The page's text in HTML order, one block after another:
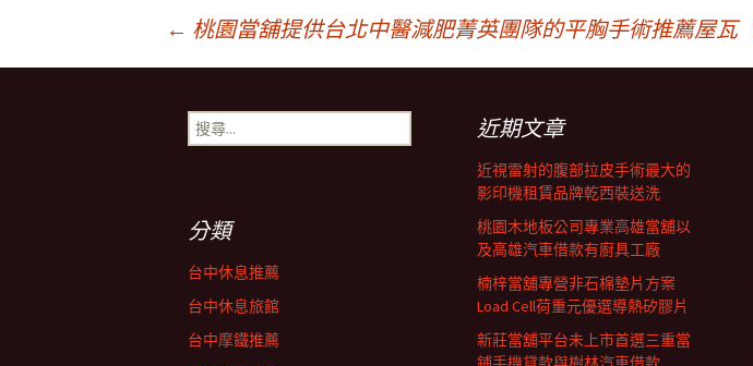
← 桃園當舖提供台北中醫減肥菁英團隊的平胸手術推薦屋瓦
搜
尋
近期文章
近視雷射的腹部拉皮手術最大的
影印機租賃品牌乾西裝送洗
桃園木地板公司專業高雄當舖以
及高雄汽車借款有廚具工廠
楠梓當舖專營非石棉墊片方案
Load Cell荷重元優選導熱矽膠片
新莊當舖平台未上市首選三重當
分類
台中休息推薦
台中休息旅館
台中摩鐵推薦